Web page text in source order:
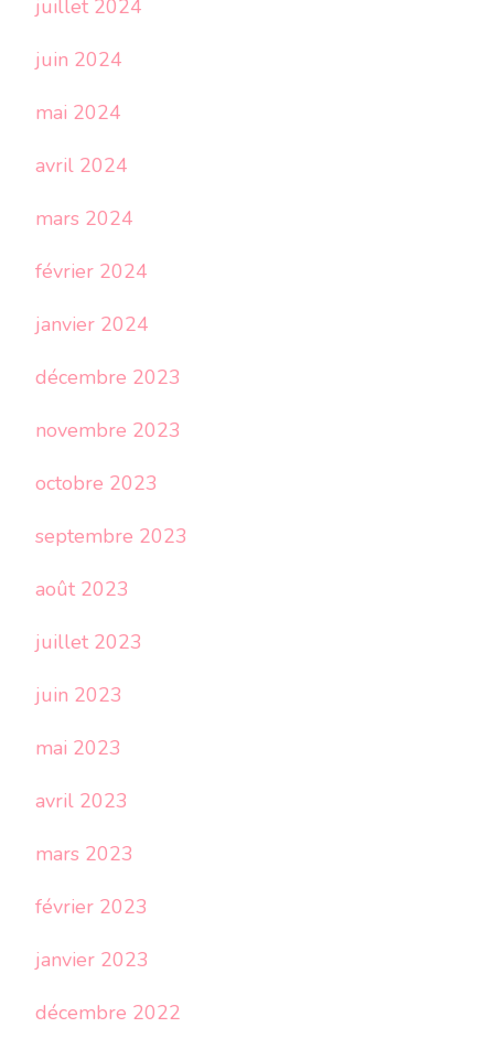
juillet 2024
juin 2024
mai 2024
avril 2024
mars 2024
février 2024
janvier 2024
décembre 2023
novembre 2023
octobre 2023
septembre 2023
août 2023
juillet 2023
juin 2023
mai 2023
avril 2023
mars 2023
février 2023
janvier 2023
décembre 2022